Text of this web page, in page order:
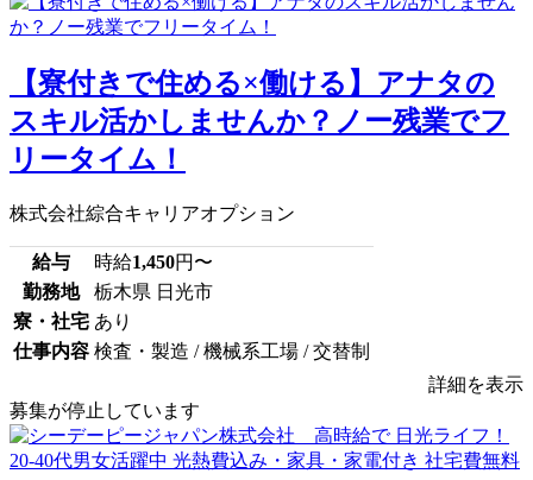
【寮付きで住める×働ける】アナタの
スキル活かしませんか？ノー残業でフ
リータイム！
株式会社綜合キャリアオプション
給与 時給1,450円〜
勤務地
栃木県 日光市
寮・社宅 あり
仕事内容 検査・製造 / 機械系工場 / 交替制
詳細を表示
募集が停止しています